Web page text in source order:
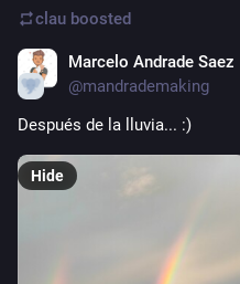
clau boosted
Marcelo Andrade Saez
@mandrademaking
Después de la lluvia... :)
Hide